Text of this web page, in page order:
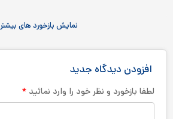
نمایش بازخورد های بیشتر
افزودن دیدگاه جدید
لطفا بازخورد و نظر خود را وارد نمائید *